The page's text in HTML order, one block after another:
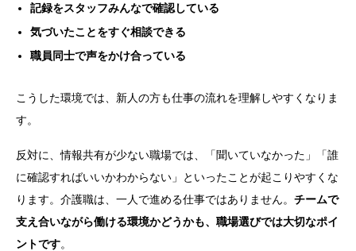
記録をスタッフみんなで確認している
気づいたことをすぐ相談できる
職員同士で声をかけ合っている
こうした環境では、新人の方も仕事の流れを理解しやすくなりま
す。
反対に、情報共有が少ない職場では、「聞いていなかった」「誰
に確認すればいいかわからない」といったことが起こりやすくな
ります。 介護職は、一人で進める仕事ではありません。 チームで
支え合いながら働ける環境かどうかも、職場選びでは大切なポイ
ントです。